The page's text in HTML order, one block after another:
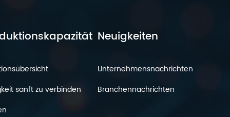
sanft zu verbinden
Neuigkeiten
Unternehmensnachrichten
Branchennachrichten